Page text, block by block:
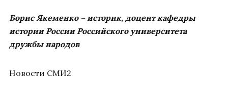
Борис Якеменко– историк, доцент кафедры
истории России Российского университета
дружбы народов
Новости СМИ2